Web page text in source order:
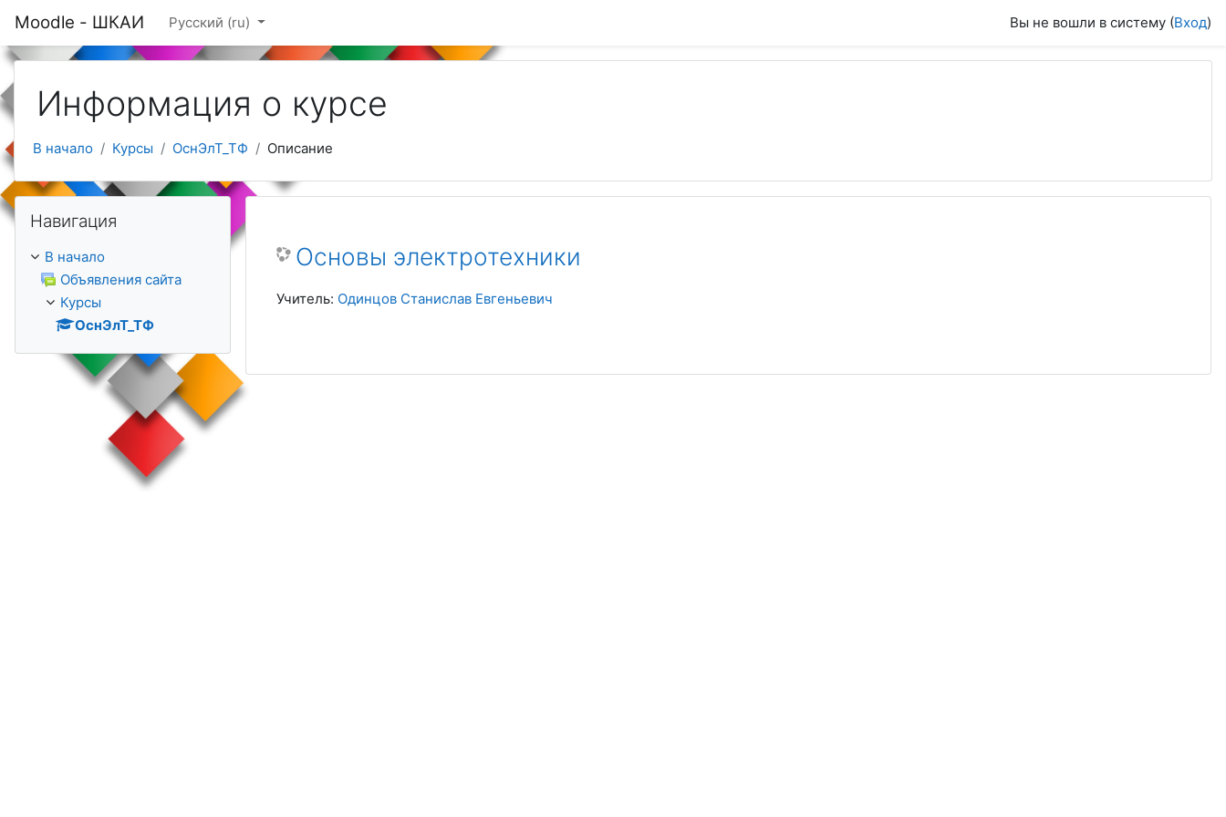
Moodle - ШКАИ Русский ‎(ru)‎ Вы не вошли в систему (Вход)
Информация о курсе
В начало Курсы ОснЭлТ_ТФ Описание
Основы электротехники
Учитель: Одинцов Станислав Евгеньевич
Пропустить Навигация
Навигация
В начало
Объявления сайта
Курсы
ОснЭлТ_ТФ